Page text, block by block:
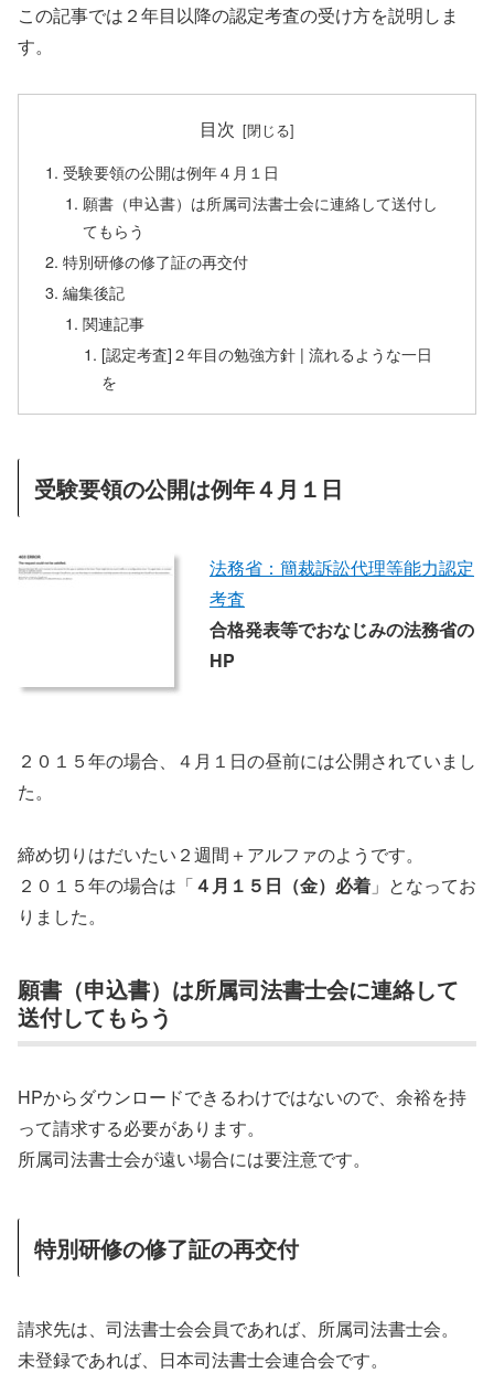
この記事では２年目以降の認定考査の受け方を説明しま
す。
目次
受験要領の公開は例年４月１日
願書（申込書）は所属司法書士会に連絡して送付し
てもらう
特別研修の修了証の再交付
編集後記
関連記事
[認定考査]２年目の勉強方針 | 流れるような一日
を
受験要領の公開は例年４月１日
法務省：簡裁訴訟代理等能力認定
考査
合格発表等でおなじみの法務省の
HP
２０１５年の場合、４月１日の昼前には公開されていまし
た。
締め切りはだいたい２週間＋アルファのようです。
２０１５年の場合は「４月１５日（金）必着 」となってお
りました。
願書（申込書）は所属司法書士会に連絡して
送付してもらう
HPからダウンロードできるわけではないので、余裕を持
って請求する必要があります。
所属司法書士会が遠い場合には要注意です。
特別研修の修了証の再交付
請求先は、司法書士会会員であれば、所属司法書士会。
未登録であれば、日本司法書士会連合会です。